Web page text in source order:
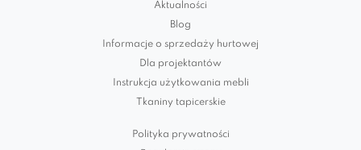
Aktualności
Blog
Informacje o sprzedaży hurtowej
Dla projektantów
Instrukcja użytkowania mebli
Tkaniny tapicerskie
Polityka prywatności